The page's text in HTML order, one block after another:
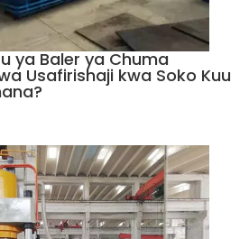
ya Baler ya Chuma
Usafirishaji kwa Soko Kuu